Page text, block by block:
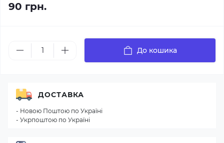
90 грн.
До кошика
ДОСТАВКА
- Новою Поштою по Україні
- Укрпоштою по Україні